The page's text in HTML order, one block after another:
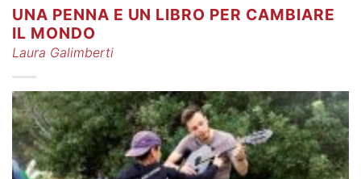
UNA PENNA E UN LIBRO PER CAMBIARE
IL MONDO
Laura Galimberti